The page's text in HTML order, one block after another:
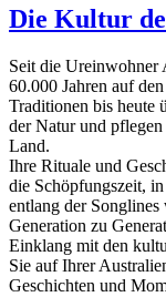
Die Kultur
Seit die Ureinwohner
60.000 Jahren auf
Traditionen bis heute
der Natur und
Land.
Ihre Rituale und
die Schöpfungszeit,
entlang der
Generation zu
Einklang mit den
Sie auf Ihrer
Geschichten und